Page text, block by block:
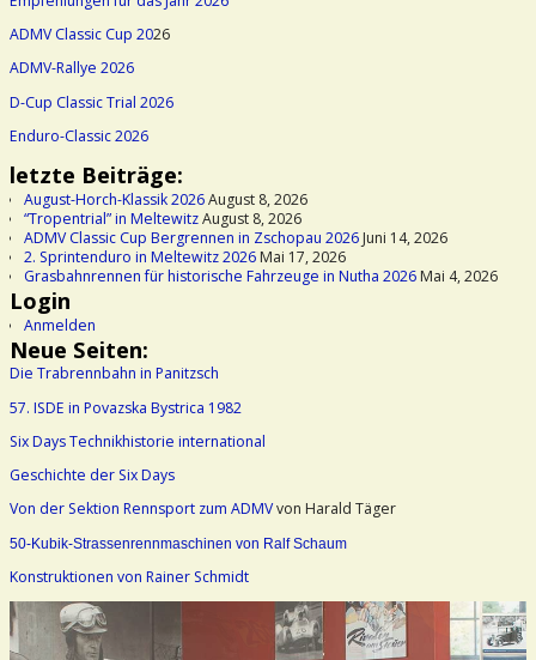
ADMV Classic Cup 2026
ADMV-Rallye 2026
D-Cup Classic Trial 2026
Enduro-Classic 2026
letzte Beiträge:
August-Horch-Klassik 2026August 8, 2026
“Tropentrial” in MeltewitzAugust 8, 2026
ADMV Classic Cup Bergrennen in Zschopau 2026Juni 14, 2026
2. Sprintenduro in Meltewitz 2026Mai 17, 2026
Grasbahnrennen für historische Fahrzeuge in Nutha 2026Mai 4, 2026
Login
Anmelden
Neue Seiten:
Die Trabrennbahn in Panitzsch
57. ISDE in Povazska Bystrica 1982
Six Days Technikhistorie international
Geschichte der Six Days
Von der Sektion Rennsport zum ADMVvon Harald Täger
50-Kubik-Strassenrennmaschinen von Ralf Schaum
Konstruktionen von Rainer Schmidt